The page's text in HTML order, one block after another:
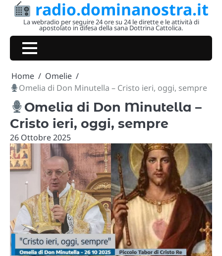
Skip
radio.dominanostra.it
La webradio per seguire 24 ore su 24 le dirette e le attività di
apostolato in difesa della sana Dottrina Cattolica.
Home
Omelie
Omelia di Don Minutella – Cristo ieri, oggi, sempre
Omelia di Don Minutella –
Cristo ieri, oggi, sempre
26 Ottobre 2025